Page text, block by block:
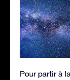
Pour partir à